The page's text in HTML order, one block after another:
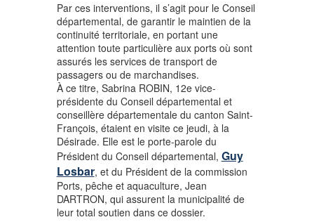
Par ces interventions, il s’agit pour le Conseil
départemental, de garantir le maintien de la
continuité territoriale, en portant une
attention toute particulière aux ports où sont
assurés les services de transport de
passagers ou de marchandises.
À ce titre, Sabrina ROBIN, 12e vice-
présidente du Conseil départemental et
conseillère départementale du canton Saint-
François, étaient en visite ce jeudi, à la
Désirade. Elle est le porte-parole du
Président du Conseil départemental, Guy
Losbar, et du Président de la commission
Ports, pêche et aquaculture, Jean
DARTRON, qui assurent la municipalité de
leur total soutien dans ce dossier.